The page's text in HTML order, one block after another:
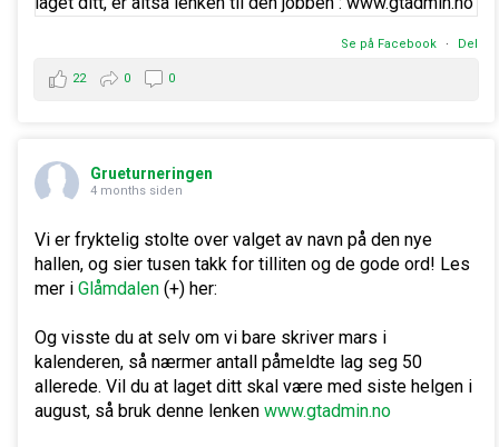
Se på Facebook · Del
22 0 0
Grueturneringen
4 months siden
Vi er fryktelig stolte over valget av navn på den nye
hallen, og sier tusen takk for tilliten og de gode ord! Les
mer iGlåmdalen (+) her:
Og visste du at selv om vi bare skriver mars i
kalenderen, så nærmer antall påmeldte lag seg 50
allerede. Vil du at laget ditt skal være med siste helgen i
august, så bruk denne lenkenwww.gtadmin.no